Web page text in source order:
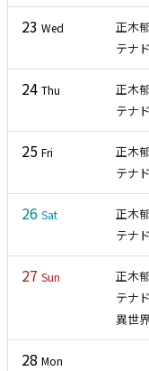
23 Wed
正木
テナ
24 Thu
正木
テナ
25 Fri
正木
テナ
26 Sat
正木
テナ
27 Sun
正木
テナ
異世
28 Mon